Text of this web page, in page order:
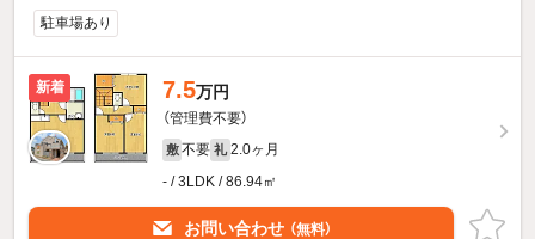
駐車場あり
新着 7.5万円
（管理費不要）
敷 不要 礼 2.0ヶ月
- / 3LDK / 86.94㎡
お問い合わせ （無料）